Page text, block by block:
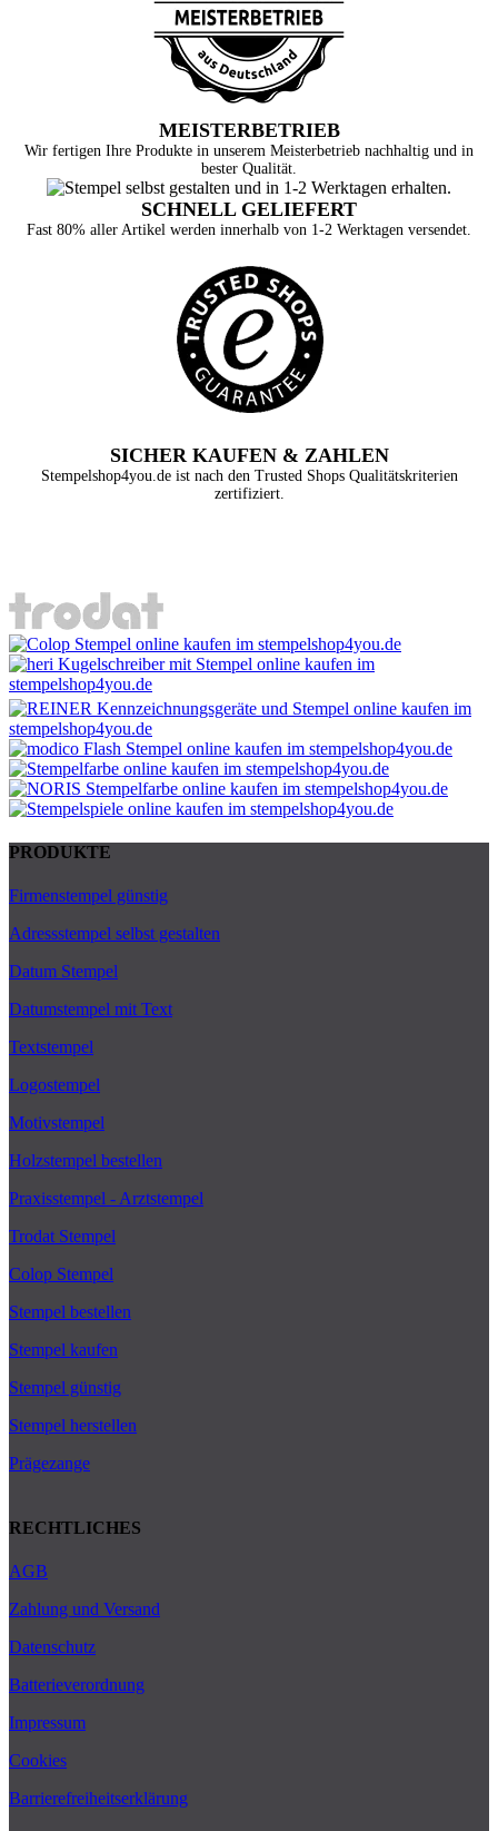
MEISTERBETRIEB
Wir fertigen Ihre Produkte in unserem Meisterbetrieb nachhaltig und in
bester Qualität.
SCHNELL GELIEFERT
Fast 80% aller Artikel werden innerhalb von 1-2 Werktagen versendet.
SICHER KAUFEN & ZAHLEN
Stempelshop4you.de ist nach den Trusted Shops Qualitätskriterien
zertifiziert.
PRODUKTE
Firmenstempel günstig
Adressstempel selbst gestalten
Datum Stempel
Datumstempel mit Text
Textstempel
Logostempel
Motivstempel
Holzstempel bestellen
Praxisstempel - Arztstempel
Trodat Stempel
Colop Stempel
Stempel bestellen
Stempel kaufen
Stempel günstig
Stempel herstellen
Prägezange
RECHTLICHES
AGB
Zahlung und Versand
Datenschutz
Batterieverordnung
Impressum
Cookies
Barrierefreiheitserklärung